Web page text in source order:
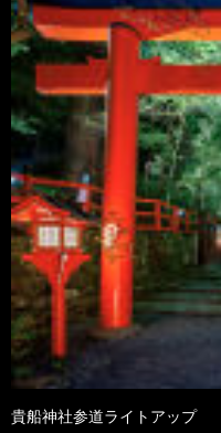
貴船神社参道ライトアップ